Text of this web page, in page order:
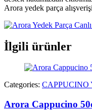
Arora yedek parça
İlgili ürünler
Categories: CAPPUCINO
Arora Cappucino